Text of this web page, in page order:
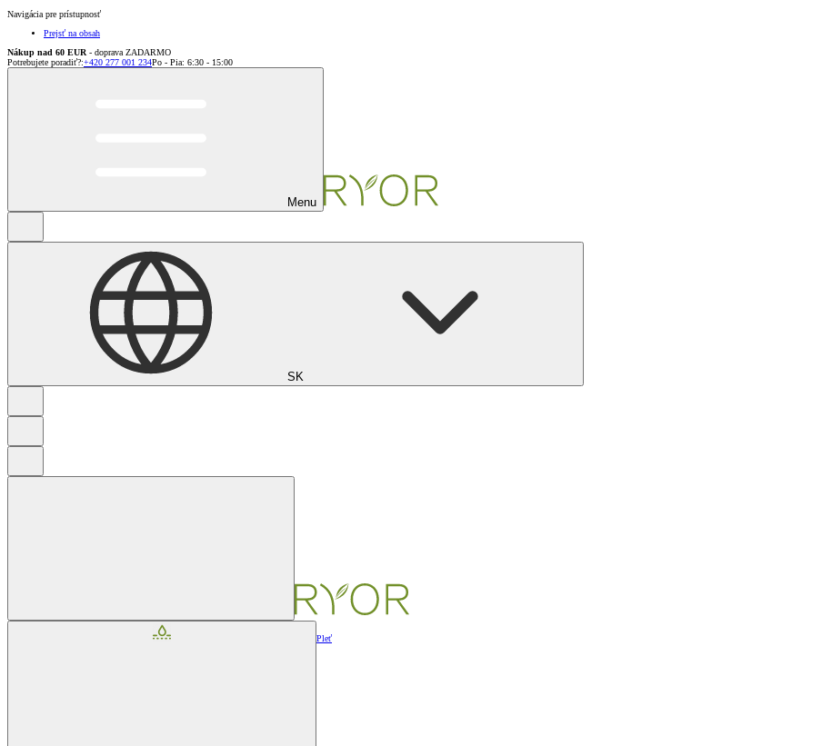
Navigácia pre prístupnosť
Prejsť na obsah
Nákup nad 60 EUR - doprava ZADARMO
Potrebujete poradiť?:+420 277 001 234Po - Pia: 6:30 - 15:00
Menu
SK
Pleť